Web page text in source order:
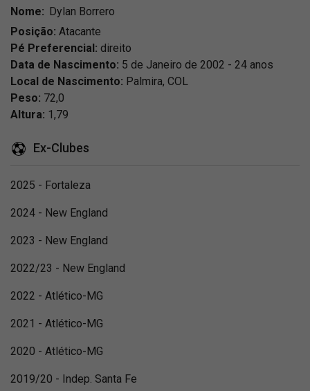
Nome: Dylan Borrero
Posição: Atacante
Pé Preferencial: direito
Data de Nascimento: 5 de Janeiro de 2002 - 24 anos
Local de Nascimento: Palmira, COL
Peso: 72,0
Altura: 1,79
Ex-Clubes
2025 - Fortaleza
2024 - New England
2023 - New England
2022/23 - New England
2022 - Atlético-MG
2021 - Atlético-MG
2020 - Atlético-MG
2019/20 - Indep. Santa Fe